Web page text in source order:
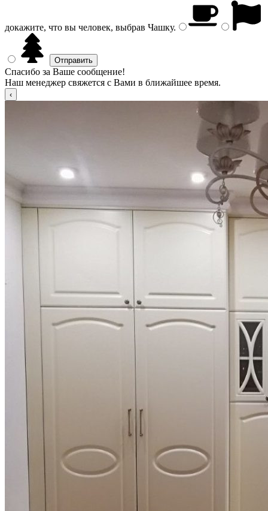
докажите, что вы человек, выбрав Чашку.
Спасибо за Ваше сообщение!
Наш менеджер свяжется с Вами в ближайшее время.